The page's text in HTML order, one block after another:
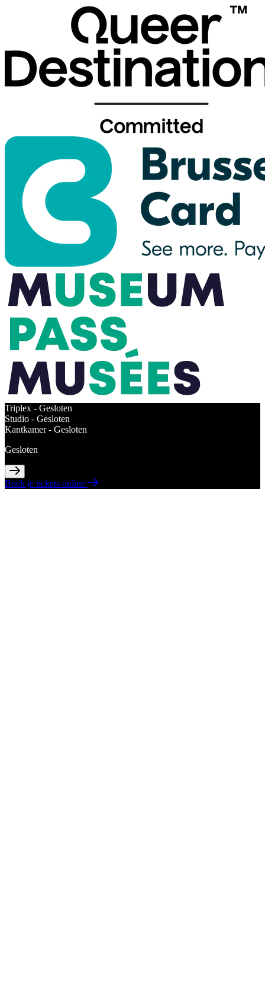
Triplex - Gesloten
Studio - Gesloten
Kantkamer - Gesloten
Gesloten
Boek je tickets online